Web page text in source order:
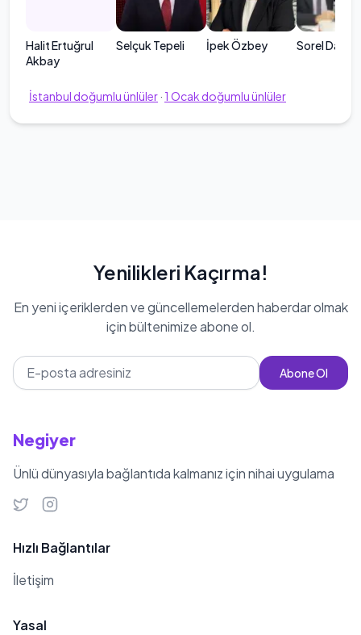
Halit Ertuğrul
Akbay
Selçuk Tepeli İpek Özbey Sorel
İstanbul doğumlu ünlüler· 1 Ocak doğumlu ünlüler
Yenilikleri Kaçırma!
En yeni içeriklerden ve güncellemelerden haberdar olmak
için bültenimize abone ol.
Abone Ol
Negiyer
Ünlü dünyasıyla bağlantıda kalmanız için nihai uygulama
Hızlı Bağlantılar
İletişim
Yasal